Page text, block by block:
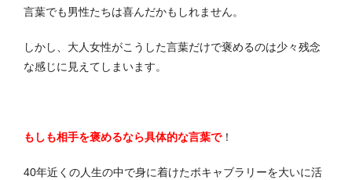
言葉でも男性たちは喜んだかもしれません。
しかし、大人女性がこうした言葉だけで褒めるのは少々残念
な感じに見えてしまいます。
もしも相手を褒めるなら具体的な言葉で！
40年近くの人生の中で身に着けたボキャブラリーを大いに活